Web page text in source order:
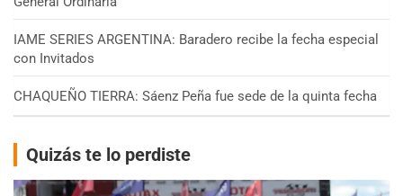
IAME SERIES ARGENTINA: Baradero recibe la fecha especial
con Invitados
CHAQUEÑO TIERRA: Sáenz Peña fue sede de la quinta fecha
Quizás te lo perdiste